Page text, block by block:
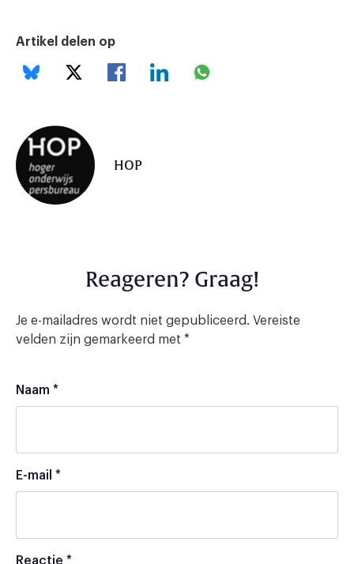
Artikel delen op
HOP
Reageren? Graag!
Je e-mailadres wordt niet gepubliceerd. Vereiste
velden zijn gemarkeerd met *
Naam *
E-mail *
Reactie *